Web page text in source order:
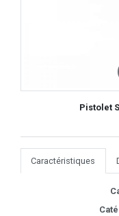
Pistolet
Caractéristiques